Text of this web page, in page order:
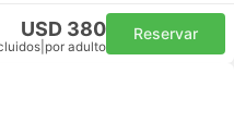
USD 380
por adulto
Reservar